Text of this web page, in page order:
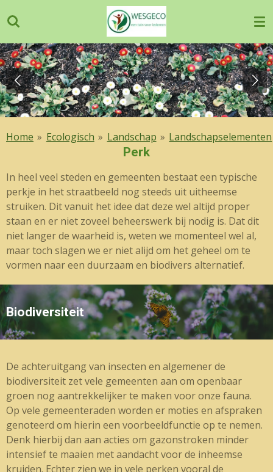
direct
naar
de
hoofdinhoud
Home » Ecologisch » Landschap » Landschapselementen
Perk
In heel veel steden en gemeenten bestaat een typische
perkje in het straatbeeld nog steeds uit uitheemse
struiken. Dit vanuit het idee dat deze wel altijd proper
staan en er niet zoveel beheerswerk bij nodig is. Dat dit
niet langer de waarheid is, weten we momenteel wel al,
maar toch slagen we er niet alijd om het geheel om te
vormen naar een duurzaam en biodivers alternatief.
Biodiversiteit
De achteruitgang van insecten en algemener de
biodiversiteit zet vele gemeenten aan om openbaar
groen nog aantrekkelijker te maken voor onze fauna.
Op vele gemeenteraden worden er moties en afspraken
genoteerd om hierin een voorbeeldfunctie op te nemen.
Denk hierbij dan aan acties om gazonstroken minder
intensief te maaien met aandacht voor de inheemse
kruiden. Echter zien we in vele perken vooral de